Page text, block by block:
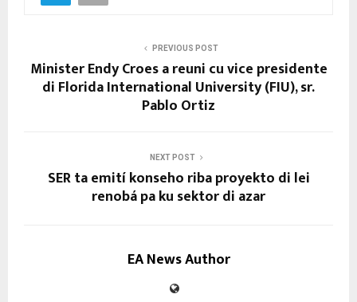
PREVIOUS POST
Minister Endy Croes a reuni cu vice presidente
di Florida International University (FIU), sr.
Pablo Ortiz
NEXT POST
SER ta emití konseho riba proyekto di lei
renobá pa ku sektor di azar
EA News Author